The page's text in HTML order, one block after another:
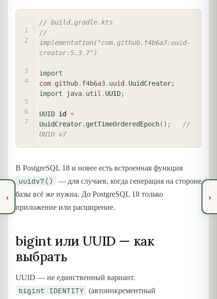
‹
// build.gradle.kts
//
implementation("com.github.f4b6a3:uuid-
creator:5.3.7")
import
com. github. f4b6a3. uuid . UuidCreator;
import
java. util . UUID;
UUID id =
UuidCreator. getTimeOrderedEpoch( ) ;
//
UUID v7
В PostgreSQL 18 и новее есть встроенная функция
uuidv7()
— для случаев, когда генерация на стороне
базы всё же нужна. До PostgreSQL 18 только
приложение или расширение.
bigint или UUID — как
выбрать
UUID — не единственный вариант.
bigint IDENTITY
(автоинкрементный
›